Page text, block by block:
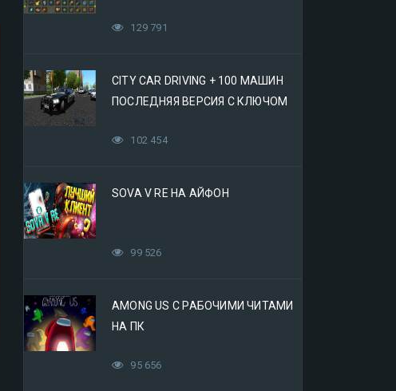
129 791
CITY CAR DRIVING + 100 МАШИН
ПОСЛЕДНЯЯ ВЕРСИЯ С КЛЮЧОМ
102 454
SOVA V RE НА АЙФОН
99 526
AMONG US С РАБОЧИМИ ЧИТАМИ
НА ПК
95 656